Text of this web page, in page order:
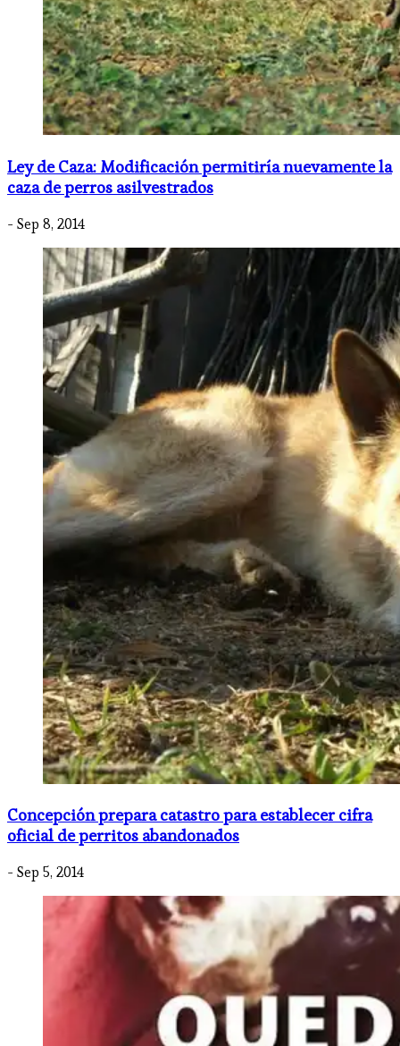
Ley de Caza: Modificación permitiría nuevamente la
caza de perros asilvestrados
- Sep 8, 2014
Concepción prepara catastro para establecer cifra
oficial de perritos abandonados
- Sep 5, 2014